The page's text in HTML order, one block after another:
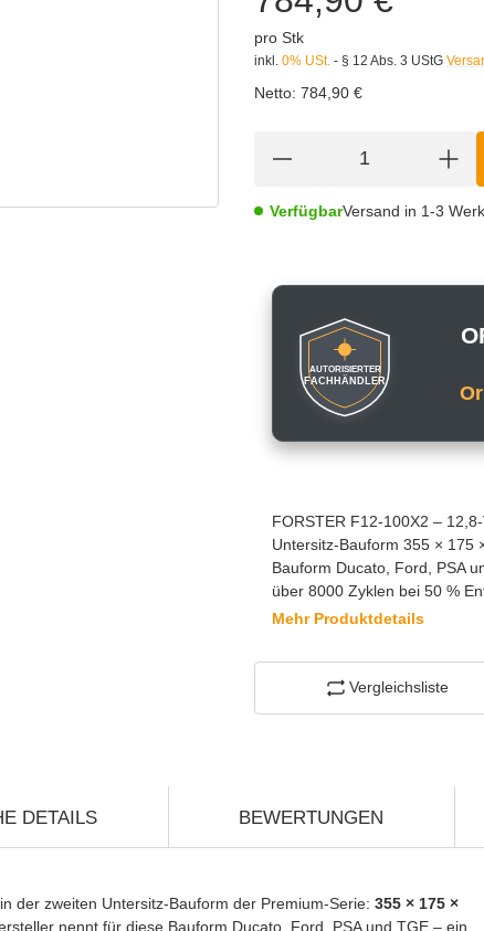
pro Stk
inkl. 0% USt. - § 12 Abs. 3 UStG
Netto: 784,90 €
VerfügbarVersand in 1-3
AUTORISIERTER
FACHHÄNDLER
FORSTER F12-100X2 –
Untersitz-Bauform 355 × 175
Bauform Ducato, Ford, PSA
über 8000 Zyklen bei 50 %
Mehr Produktdetails
Vergleichsliste
DETAILS BEWERTUNGEN
in der zweiten Untersitz-Bauform der Premium-Serie: 355 × 175 ×
nennt für diese Bauform Ducato, Ford, PSA und TGE – ein